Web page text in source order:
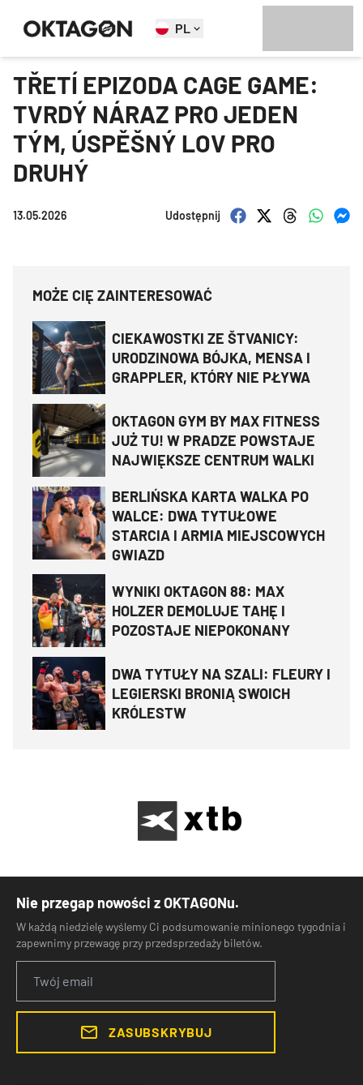
PL
TŘETÍ EPIZODA CAGE GAME:
TVRDÝ NÁRAZ PRO JEDEN
TÝM, ÚSPĚŠNÝ LOV PRO
DRUHÝ
13.05.2026 Udostępnij
MOŻE CIĘ ZAINTERESOWAĆ
CIEKAWOSTKI ZE ŠTVANICY:
URODZINOWA BÓJKA, MENSA I
GRAPPLER, KTÓRY NIE PŁYWA
OKTAGON GYM BY MAX FITNESS
JUŻ TU! W PRADZE POWSTAJE
NAJWIĘKSZE CENTRUM WALKI
BERLIŃSKA KARTA WALKA PO
WALCE: DWA TYTUŁOWE
STARCIA I ARMIA MIEJSCOWYCH
GWIAZD
WYNIKI OKTAGON 88: MAX
HOLZER DEMOLUJE TAHĘ I
POZOSTAJE NIEPOKONANY
DWA TYTUŁY NA SZALI: FLEURY I
LEGIERSKI BRONIĄ SWOICH
KRÓLESTW
Nie przegap nowości z OKTAGONu.
W każdą niedzielę wyślemy Ci podsumowanie minionego tygodnia i
zapewnimy przewagę przy przedsprzedaży biletów.
ZASUBSKRYBUJ